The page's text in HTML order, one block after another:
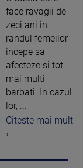
face ravagii de
zeci ani in
randul femeilor
incepe sa
afecteze si tot
mai multi
barbati. In cazul
lor, ...
Citeste mai mult
›